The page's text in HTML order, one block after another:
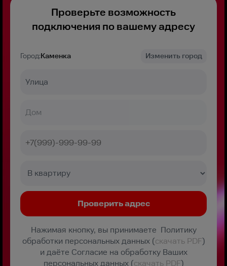
Проверьте возможность
подключения по вашему адресу
Город:Каменка Изменить город
Нажимая кнопку, вы принимаете Политику
обработки персональных данных (скачать PDF)
и даёте Согласие на обработку Ваших
персональных данных (скачать PDF)